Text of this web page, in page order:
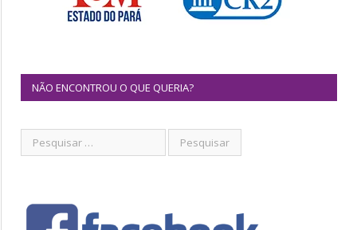
NÃO ENCONTROU O QUE QUERIA?